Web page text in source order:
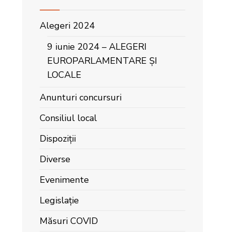
Alegeri 2024
9 iunie 2024 – ALEGERI
EUROPARLAMENTARE ȘI
LOCALE
Anunturi concursuri
Consiliul local
Dispoziții
Diverse
Evenimente
Legislație
Măsuri COVID